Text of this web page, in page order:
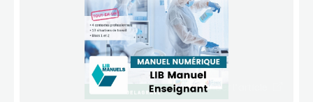
Manuel complet
Commander l'article